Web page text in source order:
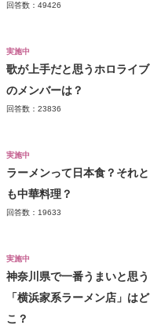
回答数：49426
実施中
歌が上手だと思うホロライブ
のメンバーは？
回答数：23836
実施中
ラーメンって日本食？それと
も中華料理？
回答数：19633
実施中
神奈川県で一番うまいと思う
「横浜家系ラーメン店」はど
こ？